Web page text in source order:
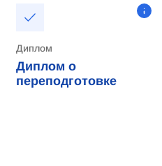
Диплом
Диплом о
переподготовке